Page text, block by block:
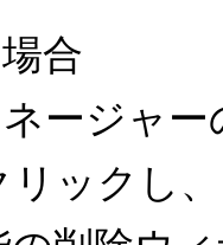
合
ージャー
ックし、